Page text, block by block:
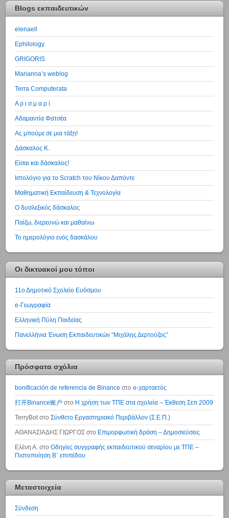
Blogs εκπαιδευτικών
elenaell
Ephilology
GRIGORIS
Marianna’s weblog
Terra Computerata
Α ρ ι σ μ α ρ ί
Αδαμαντία Φατσέα
Ας μπούμε σε μια τάξη!
Δάσκαλος Κ.
Είσαι και δάσκαλος!
Ιστολόγιο για το Scratch του Νίκου Δαπόντε
Μαθηματική Εκπαίδευση & Τεχνολογία
Ο δυσλεξικός δάσκαλος
Παίζω, διερευνώ και μαθαίνω
Το ημερολόγιο ενός δασκάλου
Οι δικτυακοί μου τόποι
11ο Δημοτικό Σχολείο Ευόσμου
e-Γεωγραφία
Ελληνική Πύλη Παιδείας
Πανελλήνια Ένωση Εκπαιδευτικών “Μιχάλης Δερτούζος”
Πρόσφατα σχόλια
bonificación de referencia de Binance στοe-χαρταετός
打开Binance账户 στο Η χρήση των ΤΠΕ στα σχολεία – Έκθεση Σεπ 2009
TerryBot στοΣύνθετο Εργαστηριακό Περιβάλλον (Σ.Ε.Π.)
ΑΘΑΝΑΣΙΑΔΗΣ ΓΙΩΡΓΟΣ στο Επιμορφωτική δράση – Δημοσιεύσεις
Ελένη Α. στοΟδηγίες συγγραφής εκπαιδευτικού σεναρίου με ΤΠΕ –
Πιστοποίηση Β΄ επιπέδου
Μεταστοιχεία
Σύνδεση